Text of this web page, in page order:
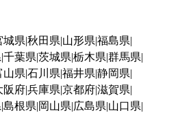
城県 秋田県 山形県 福島県
千葉県 茨城県 栃木県 群馬県
山県 石川県 福井県 静岡県
阪府兵庫県 京都府滋賀県
島根県 岡山県 広島県 山口県